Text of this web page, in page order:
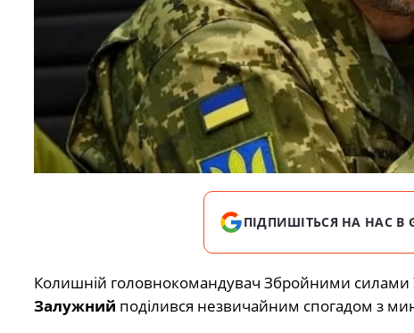
ПІДПИШІТЬСЯ НА НАС В
Колишній головнокомандувач Збройними силами
Залужний поділився незвичайним спогадом з